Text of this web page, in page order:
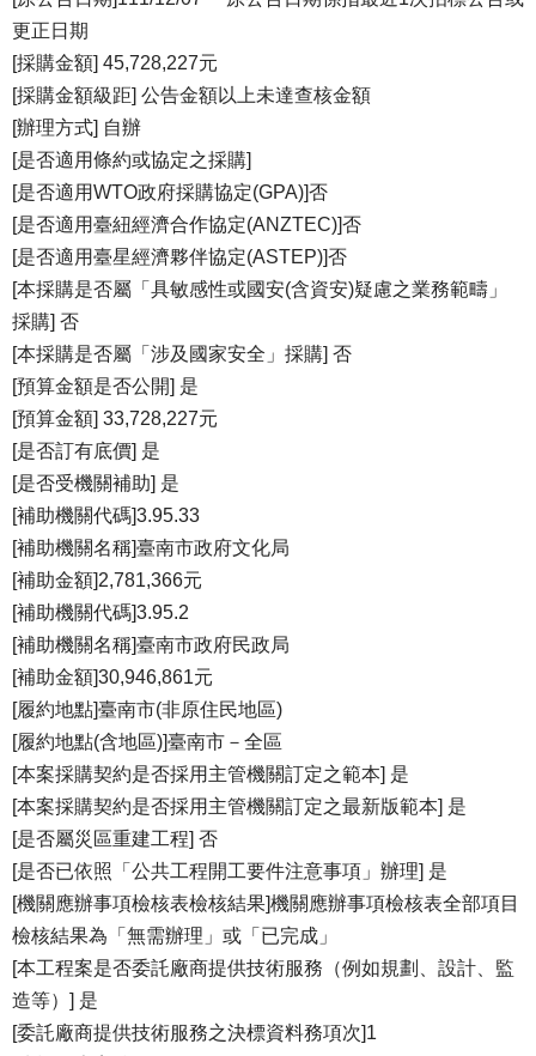
更正日期
[採購金額] 45,728,227元
[採購金額級距] 公告金額以上未達查核金額
[辦理方式] 自辦
[是否適用條約或協定之採購]
[是否適用WTO政府採購協定(GPA)]否
[是否適用臺紐經濟合作協定(ANZTEC)]否
[是否適用臺星經濟夥伴協定(ASTEP)]否
[本採購是否屬「具敏感性或國安(含資安)疑慮之業務範疇」
採購] 否
[本採購是否屬「涉及國家安全」採購] 否
[預算金額是否公開] 是
[預算金額] 33,728,227元
[是否訂有底價] 是
[是否受機關補助] 是
[補助機關代碼]3.95.33
[補助機關名稱]臺南市政府文化局
[補助金額]2,781,366元
[補助機關代碼]3.95.2
[補助機關名稱]臺南市政府民政局
[補助金額]30,946,861元
[履約地點]臺南市(非原住民地區)
[履約地點(含地區)]臺南市－全區
[本案採購契約是否採用主管機關訂定之範本] 是
[本案採購契約是否採用主管機關訂定之最新版範本] 是
[是否屬災區重建工程] 否
[是否已依照「公共工程開工要件注意事項」辦理] 是
[機關應辦事項檢核表檢核結果]機關應辦事項檢核表全部項目
檢核結果為「無需辦理」或「已完成」
[本工程案是否委託廠商提供技術服務（例如規劃、設計、監
造等）] 是
[委託廠商提供技術服務之決標資料務項次]1